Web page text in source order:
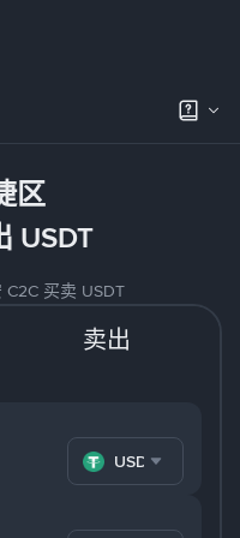
区
USDT
买卖 USDT
卖出
USDT